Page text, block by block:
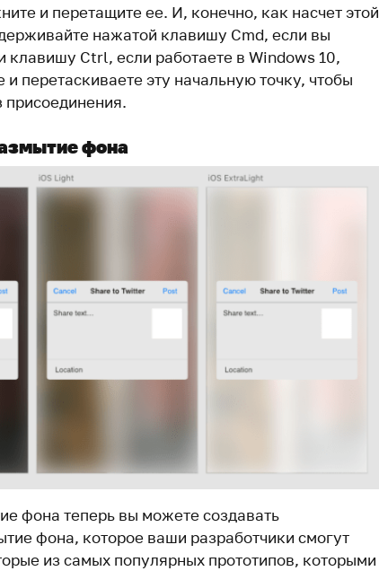
и перетащите ее. И, конечно, как насчет этой
нажатой клавишу Cmd, если вы
клавишу Ctrl, если работаете в Windows 10,
перетаскиваете эту начальную точку, чтобы
присоединения.
фона
фона теперь вы можете создавать
фона, которое ваши разработчики смогут
из самых популярных прототипов, которыми